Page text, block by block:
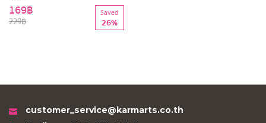
229฿
169฿ Saved
26%
customer_service@karmarts.co.th